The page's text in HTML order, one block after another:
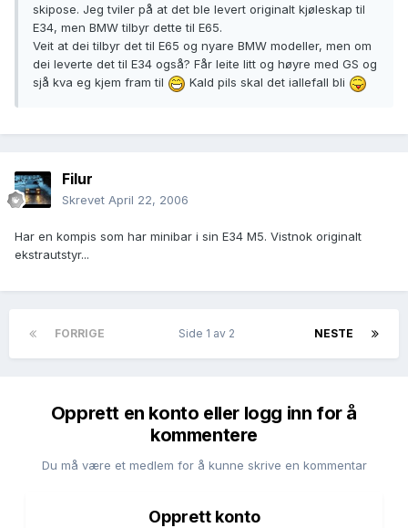
skipose. Jeg tviler på at det ble levert originalt kjøleskap til
E34, men BMW tilbyr dette til E65.
Veit at dei tilbyr det til E65 og nyare BMW modeller, men om
dei leverte det til E34 også? Får leite litt og høyre med GS og
sjå kva eg kjem fram til
Kald pils skal det iallefall bli
Filur
Skrevet April 22, 2006
Har en kompis som har minibar i sin E34 M5. Vistnok originalt
ekstrautstyr...
FORRIGE NESTE
Side 1 av 2
Opprett en konto eller logg inn for å
kommentere
Du må være et medlem for å kunne skrive en kommentar
Opprett konto